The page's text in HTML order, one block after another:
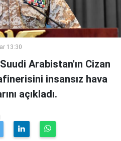
13:30
Arabistan'ın Cizan
insansız hava
açıkladı.